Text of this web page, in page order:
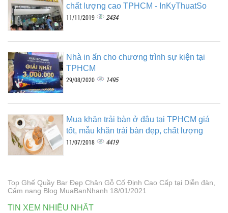
chất lượng cao TPHCM - InKyThuatSo
11/11/2019 2434
Nhà in ấn cho chương trình sự kiện tại
TPHCM
29/08/2020 1495
Mua khăn trải bàn ở đâu tại TPHCM giá
tốt, mẫu khăn trải bàn đẹp, chất lượng
11/07/2018 4419
Top Ghế Quầy Bar Đẹp Chân Gỗ Cố Định Cao Cấp tại Diễn đàn,
Cẩm nang Blog MuaBanNhanh 18/01/2021
TIN XEM NHIỀU NHẤT